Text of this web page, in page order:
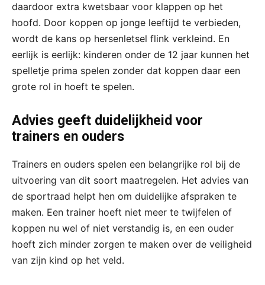
daardoor extra kwetsbaar voor klappen op het
hoofd. Door koppen op jonge leeftijd te verbieden,
wordt de kans op hersenletsel flink verkleind. En
eerlijk is eerlijk: kinderen onder de 12 jaar kunnen het
spelletje prima spelen zonder dat koppen daar een
grote rol in hoeft te spelen.
Advies geeft duidelijkheid voor
trainers en ouders
Trainers en ouders spelen een belangrijke rol bij de
uitvoering van dit soort maatregelen. Het advies van
de sportraad helpt hen om duidelijke afspraken te
maken. Een trainer hoeft niet meer te twijfelen of
koppen nu wel of niet verstandig is, en een ouder
hoeft zich minder zorgen te maken over de veiligheid
van zijn kind op het veld.